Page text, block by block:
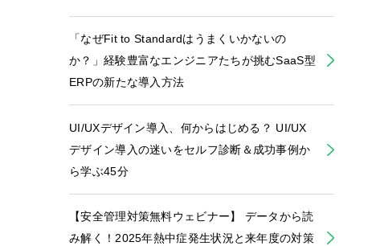
「なぜFit to Standardはうまくいかないの
か？」経験豊富なエンジニアたちが挑むSaaS型
ERPの新たな導入方法
UI/UXデザイン導入、何からはじめる？ UI/UX
デザイン導入の迷いをセルフ診断＆成功事例か
ら学ぶ45分
【安全管理対策無料ウェビナー】 データから読
み解く！2025年熱中症発生状況と来年度の対策